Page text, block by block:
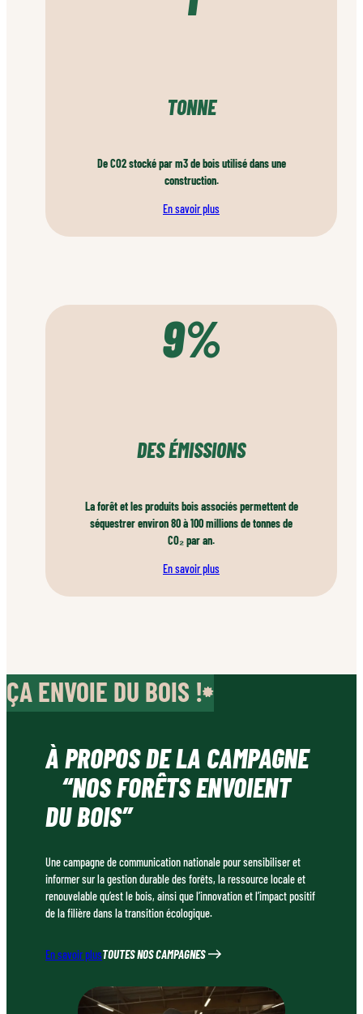
TONNE
De CO2 stocké par m3 de bois utilisé dans une
construction.
En savoir plus
9%
DES ÉMISSIONS
La forêt et les produits bois associés permettent de
séquestrer environ 80 à 100 millions de tonnes de
CO₂ par an.
En savoir plus
ÇA ENVOIE DU BOIS !
À PROPOS DE LA CAMPAGNE
“NOS FORÊTS ENVOIENT
DU BOIS”
Une campagne de communication nationale pour sensibiliser et
informer sur la gestion durable des forêts, la ressource locale et
renouvelable qu’est le bois, ainsi que l’innovation et l’impact positif
de la filière dans la transition écologique.
En savoir plus
T
TOUTES NOS CAMPAGNES